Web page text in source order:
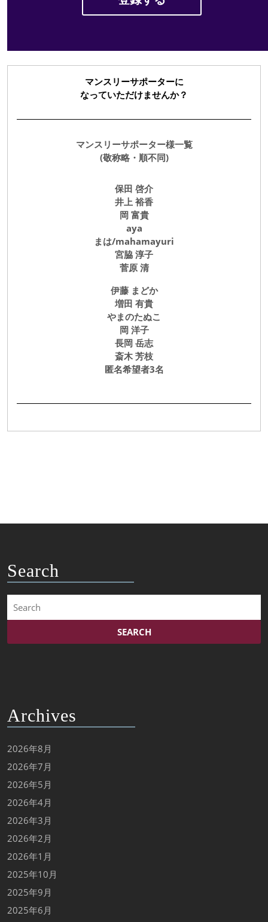
マンスリーサポーターに
なっていただけませんか？
マンスリーサポーター様一覧
(敬称略・順不同)
保田 啓介
井上 裕香
岡 富貴
aya
まは/mahamayuri
宮脇 淳子
菅原 清
伊藤 まどか
増田 有貴
やまのたぬこ
岡 洋子
長岡 岳志
斎木 芳枝
匿名希望者3名
Search
for:
Archives
2026年8月
2026年7月
2026年5月
2026年4月
2026年3月
2026年2月
2026年1月
2025年10月
2025年9月
2025年6月